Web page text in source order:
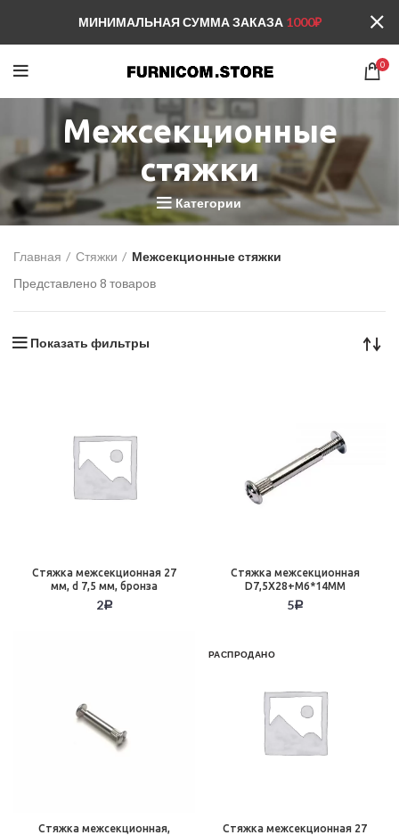
0
Межсекционные
стяжки
Категории
Главная Стяжки
Межсекционные стяжки
Представлено 8 товаров
Показать фильтры
Стяжка межсекционная 27
мм, d 7,5 мм, бронза
2Р
Стяжка межсекционная
D7,5X28+M6*14MM
5Р
Стяжка межсекционная,
РАСПРОДАНО
Стяжка межсекционная 27
МИНИМАЛЬНАЯ СУММА ЗАКАЗА 1000₽